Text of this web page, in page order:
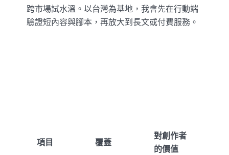
跨市場試水溫。以台灣為基地，我會先在行動端
驗證短內容與腳本，再放大到長文或付費服務。
項目 覆蓋
對創作者
的價值